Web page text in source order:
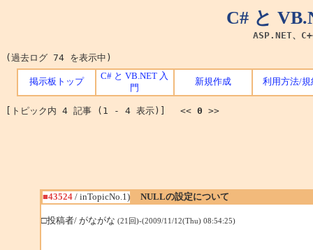
C# と
ASP.NET、
(過去ログ 74 を表示中)
掲示板トップ
C# と VB.NET 入
門
新規作成 利用方法/規
[トピック内 4 記事 (1 - 4 表示)] << 0 >>
■43524/ inTopicNo.1) NULLの設定について
□投稿者/ がながな (21回)-(2009/11/12(Thu) 08:54:25)